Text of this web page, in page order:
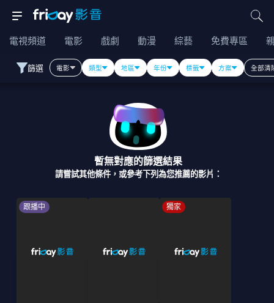
電視頻道 電影 戲劇 動漫 綜藝 免費專區
篩選 電影 類型 地區 年份 標籤 方案 全部清
暫無對應的篩選結果
請嘗試其他條件，或參考下列為您推薦的影片：
跟播中 獨家